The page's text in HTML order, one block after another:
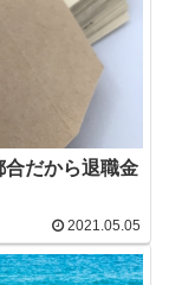
合だから退職金
2021.05.05